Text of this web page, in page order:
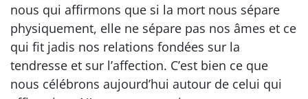
nous qui affirmons que si la mort nous sépare
physiquement, elle ne sépare pas nos âmes et ce
qui fit jadis nos relations fondées sur la
tendresse et sur l’affection. C’est bien ce que
nous célébrons aujourd’hui autour de celui qui